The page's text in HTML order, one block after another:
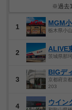
※過去
1 MGM
栃木県小
2 ALIVE
茨城県那
3
BIGデ
京都府京
203
4 ウイン